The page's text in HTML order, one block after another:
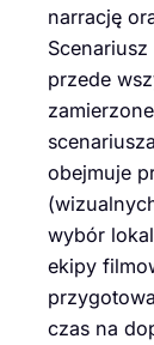
narrację
przede
obejmuje
wybór
ekipy
czas na